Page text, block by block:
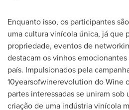
Enquanto isso, os participantes
uma cultura vinícola única, já que
propriedade, eventos de
destacam os vinhos
país. Impulsionados pela
10yearsofwinerevolution do Wine
partes interessadas se uniram
criação de uma indústria vinícola